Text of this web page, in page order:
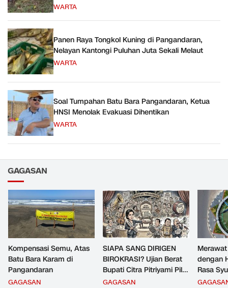
WARTA
Panen Raya Tongkol Kuning di Pangandaran,
Nelayan Kantongi Puluhan Juta Sekali Melaut
WARTA
Soal Tumpahan Batu Bara Pangandaran, Ketua
HNSI Menolak Evakuasi Dihentikan
WARTA
GAGASAN
Kompensasi Semu, Atas
Batu Bara Karam di
Pangandaran
GAGASAN
SIAPA SANG DIRIGEN
BIROKRASI? Ujian Berat
Bupati Citra Pitriyami Pilih
Komandan PNS
GAGASAN
dengan
Rasa